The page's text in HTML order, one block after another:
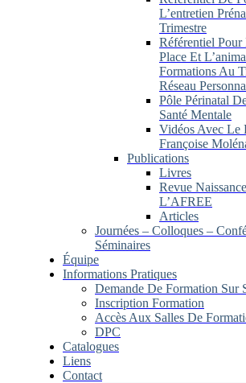
L’entretien
Trimestre
Référentiel
Place Et
Formations Au
Réseau
Pôle Périnatal
Santé Mentale
Vidéos Avec Le
Françoise
Publications
Livres
Revue
L’AFREE
Articles
Journées – Colloques –
Séminaires
Équipe
Informations Pratiques
Demande De Formation Sur
Inscription Formation
Accès Aux Salles De
DPC
Catalogues
Liens
Contact